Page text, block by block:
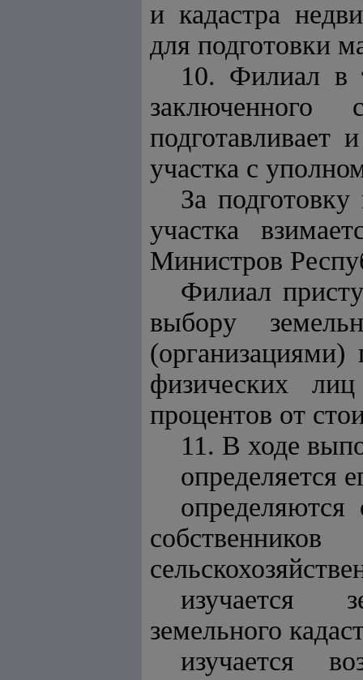
и кадастра
для подготовки
10. Филиал в
подготавливает
участка с
За
участка
Министров
Филиал
выбору
физических
процентов от
11. В ходе
определяется
определяются
изучается
земельного
изучается